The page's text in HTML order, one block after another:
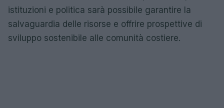
istituzioni e politica sarà possibile garantire la
salvaguardia delle risorse e offrire prospettive di
sviluppo sostenibile alle comunità costiere.